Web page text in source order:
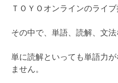
ＴＯＹＯオンラインのライブ
その中で、単語、読解、文法
単に読解といっても単語力
ません。